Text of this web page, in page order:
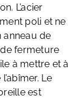
L’acier
poli et ne
anneau de
fermeture
à mettre et à
Le
est